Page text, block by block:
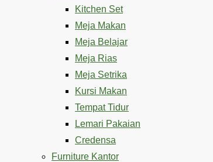
Kitchen Set
Meja Makan
Meja Belajar
Meja Rias
Meja Setrika
Kursi Makan
Tempat Tidur
Lemari Pakaian
Credensa
Furniture Kantor